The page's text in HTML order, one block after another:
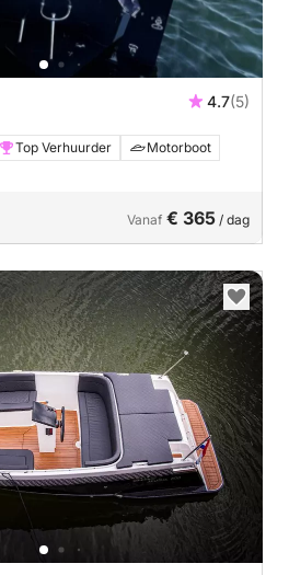
4.7(5)
Top Verhuurder
Motorboot
Vanaf € 365 / dag